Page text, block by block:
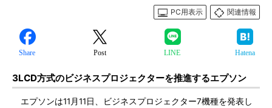
PC用表示
関連情報
Share Post LINE Hatena
3LCD方式のビジネスプロジェクターを推進するエプソン
エプソンは11月11日、ビジネスプロジェクター7機種を発表し